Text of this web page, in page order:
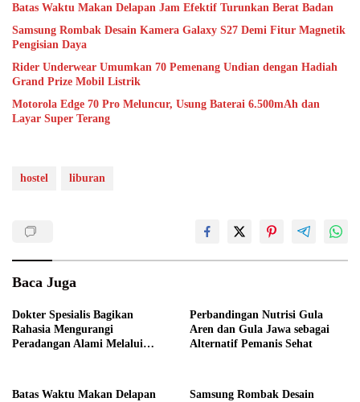
Batas Waktu Makan Delapan Jam Efektif Turunkan Berat Badan
Samsung Rombak Desain Kamera Galaxy S27 Demi Fitur Magnetik
Pengisian Daya
Rider Underwear Umumkan 70 Pemenang Undian dengan Hadiah
Grand Prize Mobil Listrik
Motorola Edge 70 Pro Meluncur, Usung Baterai 6.500mAh dan
Layar Super Terang
hostel liburan
Baca Juga
Dokter Spesialis Bagikan
Rahasia Mengurangi
Peradangan Alami Melalui
Perbandingan Nutrisi Gula
Aren dan Gula Jawa sebagai
Alternatif Pemanis Sehat
Batas Waktu Makan Delapan Samsung Rombak Desain